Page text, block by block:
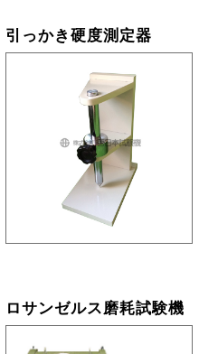
引っかき硬度測定器
ロサンゼルス磨耗試験機